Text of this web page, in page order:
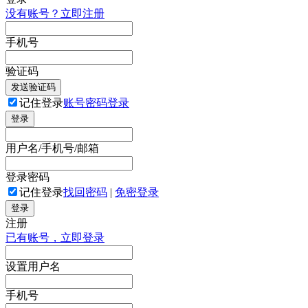
没有账号？立即注册
手机号
验证码
发送验证码
记住登录账号密码登录
登录
用户名/手机号/邮箱
登录密码
记住登录找回密码 | 免密登录
登录
注册
已有账号，立即登录
设置用户名
手机号